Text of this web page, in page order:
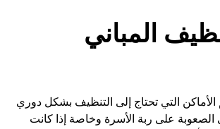
المباني
التي تحتاج إلى التنظيف بشكل دوري
الصعوبة على ربة الأسرة وخاصة إذا كانت